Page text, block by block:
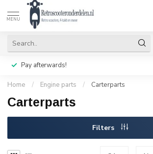
MENU
Pay afterwards!
Home / Engine parts / Carterparts
Carterparts
Filters